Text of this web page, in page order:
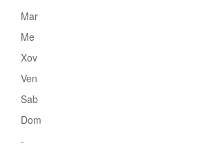
Mar
Me
Xov
Ven
Sab
Dom
-